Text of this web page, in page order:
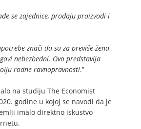
se zajednice, prodaju proizvodi i
znači da su za previše žena
nebezbedni. Ovo predstavlja
rodne ravnopravnosti.”
na studiju The Economist
godine u kojoj se navodi da je
imalo direktno iskustvo